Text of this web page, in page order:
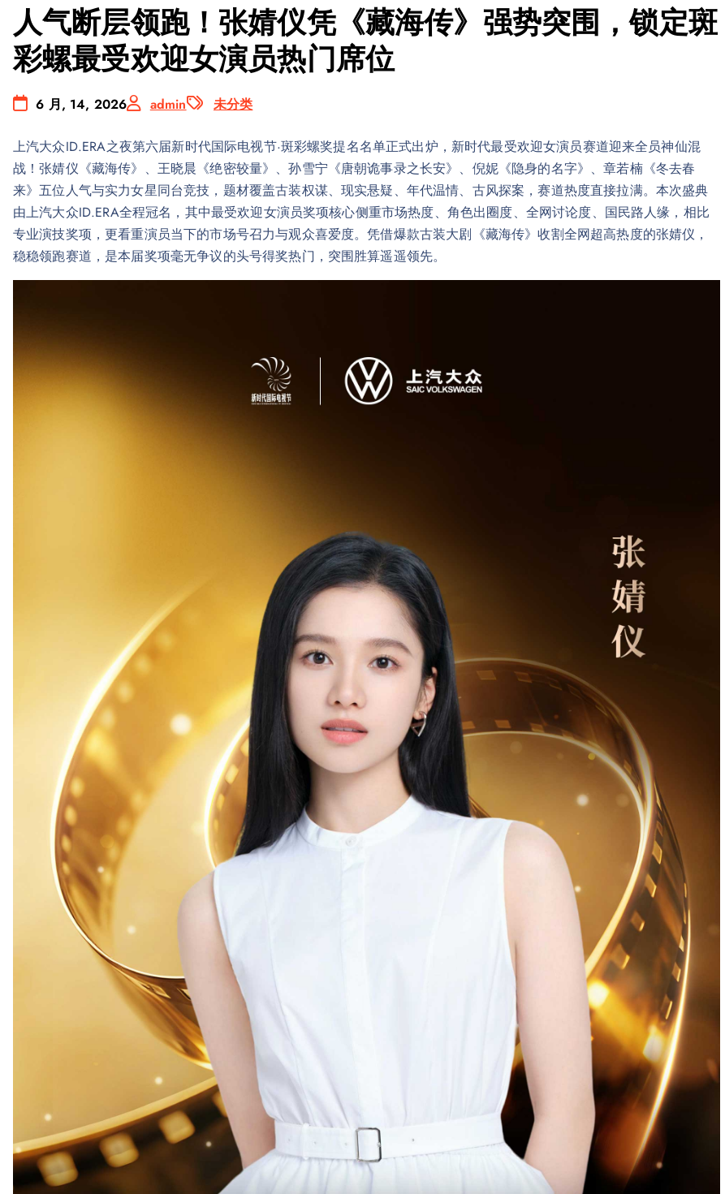
人气断层领跑！张婧仪凭《藏海传》强势突围，锁定斑
彩螺最受欢迎女演员热门席位
6 月, 14, 2026 admin 未分类
上汽大众ID.ERA之夜第六届新时代国际电视节·斑彩螺奖提名名单正式出炉，新时代最受欢迎女演员赛道迎来全员神仙混
战！张婧仪《藏海传》、王晓晨《绝密较量》、孙雪宁《唐朝诡事录之长安》、倪妮《隐身的名字》、章若楠《冬去春
来》五位人气与实力女星同台竞技，题材覆盖古装权谋、现实悬疑、年代温情、古风探案，赛道热度直接拉满。本次盛典
由上汽大众ID.ERA全程冠名，其中最受欢迎女演员奖项核心侧重市场热度、角色出圈度、全网讨论度、国民路人缘，相比
专业演技奖项，更看重演员当下的市场号召力与观众喜爱度。凭借爆款古装大剧《藏海传》收割全网超高热度的张婧仪，
稳稳领跑赛道，是本届奖项毫无争议的头号得奖热门，突围胜算遥遥领先。